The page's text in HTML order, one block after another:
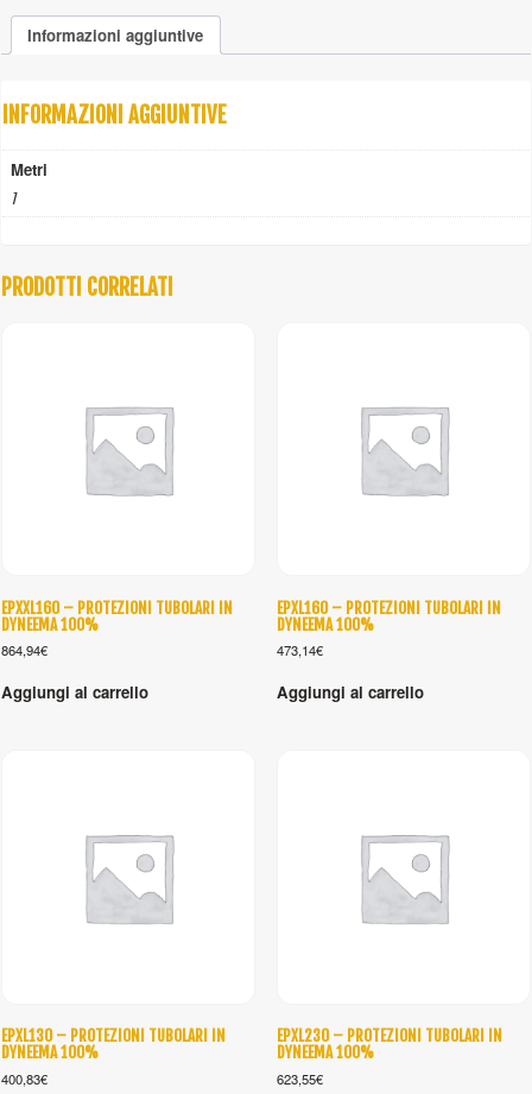
Dyneema
100%
quantità
Informazioni aggiuntive
INFORMAZIONI AGGIUNTIVE
Metri
1
PRODOTTI CORRELATI
EPXXL160 – PROTEZIONI TUBOLARI IN
DYNEEMA 100%
864,94€
Aggiungi al carrello
EPXL160 – PROTEZIONI TUBOLARI IN
DYNEEMA 100%
473,14€
Aggiungi al carrello
EPXL130 – PROTEZIONI TUBOLARI IN
DYNEEMA 100%
400,83€
EPXL230 – PROTEZIONI TUBOLARI IN
DYNEEMA 100%
623,55€